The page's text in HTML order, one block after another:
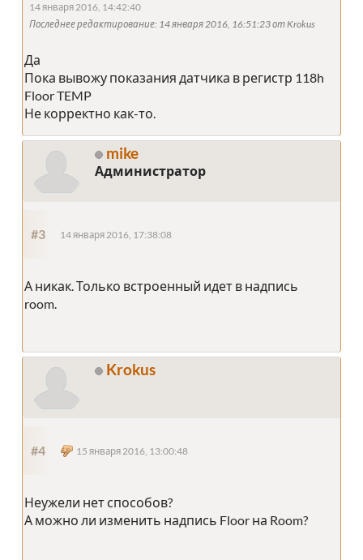
14 января 2016, 14:42:40
Последнее редактирование: 14 января 2016, 16:51:23 от Krokus
Да
Пока вывожу показания датчика в регистр 118h
Floor TEMP
Не корректно как-то.
mike
Администратор
#3 14 января 2016, 17:38:08
А никак. Только встроенный идет в надпись
room.
Krokus
#4 15 января 2016, 13:00:48
Неужели нет способов?
А можно ли изменить надпись Floor на Room?